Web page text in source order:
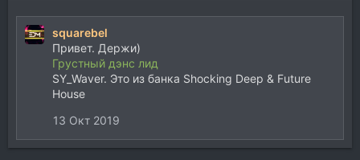
squarebel
Привет. Держи)
Грустный дэнс лид
SY_Waver. Это из банка Shocking Deep & Future
House
13 Окт 2019